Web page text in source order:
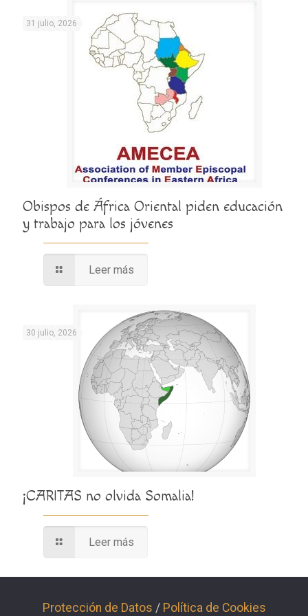
31 julio, 2026
Obispos de África Oriental piden educación
y trabajo para los jóvenes
Leer más
30 julio, 2026
¡CARITAS no olvida Somalia!
Leer más
Protección de Datos / Política de Cookies